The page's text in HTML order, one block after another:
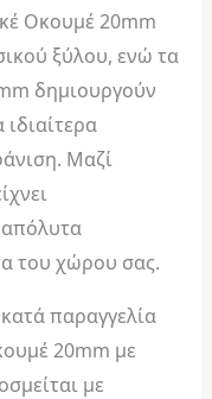
Οκουμέ 20mm
ξύλου, ενώ τα
δημιουργούν
Μαζί
απόλυτα
του χώρου σας.
παραγγελία
20mm με
με